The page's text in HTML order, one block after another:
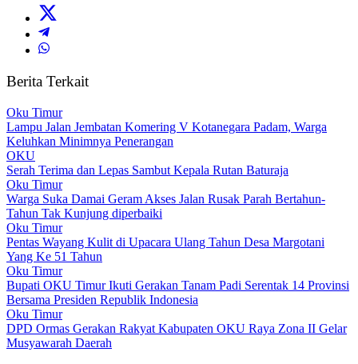
Berita Terkait
Oku Timur
Lampu Jalan Jembatan Komering V Kotanegara Padam, Warga
Keluhkan Minimnya Penerangan
OKU
Serah Terima dan Lepas Sambut Kepala Rutan Baturaja
Oku Timur
Warga Suka Damai Geram Akses Jalan Rusak Parah Bertahun-
Tahun Tak Kunjung diperbaiki
Oku Timur
Pentas Wayang Kulit di Upacara Ulang Tahun Desa Margotani
Yang Ke 51 Tahun
Oku Timur
Bupati OKU Timur Ikuti Gerakan Tanam Padi Serentak 14 Provinsi
Bersama Presiden Republik Indonesia
Oku Timur
DPD Ormas Gerakan Rakyat Kabupaten OKU Raya Zona II Gelar
Musyawarah Daerah